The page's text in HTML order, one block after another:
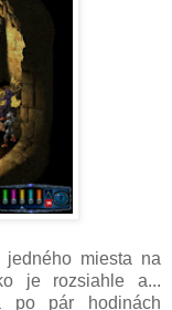
jedného miesta na
je rozsiahle a...
po pár hodinách